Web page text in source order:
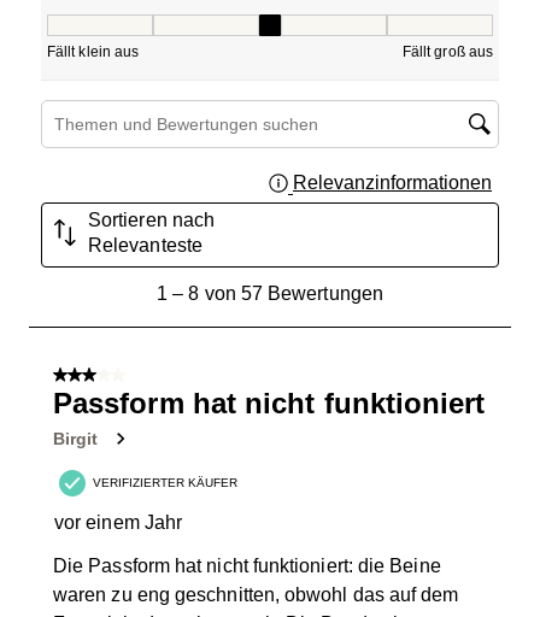
Fällt klein aus Fällt groß aus
Suchthemen und Bewertungen Suchregion
Relevanzinformationen
Sortieren nach
Relevanteste
von
Bewertungen.
1 – 8 von 57 Bewertungen
3 von 5 Sternen.
Passform hat nicht funktioniert
Birgit
VERIFIZIERTER KÄUFER
vor einem Jahr
Die Passform hat nicht funktioniert: die Beine
waren zu eng geschnitten, obwohl das auf dem